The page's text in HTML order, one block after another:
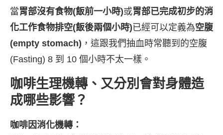
當胃部沒有食物(飯前一小時)或胃部已完成初步的消
化工作食物排空(飯後兩個小時)已經可以定義為空腹
(empty stomach) ，這跟我們抽血時常聽到的空腹
(Fasting) 8 到 10 個小時不太一樣。
咖啡生理機轉、又分別會對身體造
成哪些影響？
咖啡因消化機轉：